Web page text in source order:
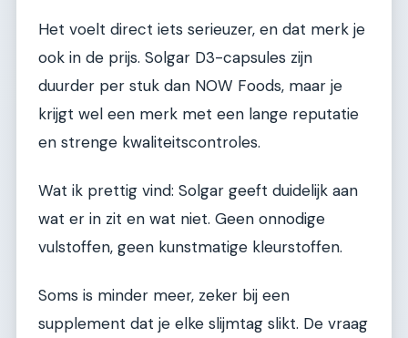
Het voelt direct iets serieuzer, en dat merk je
ook in de prijs. Solgar D3-capsules zijn
duurder per stuk dan NOW Foods, maar je
krijgt wel een merk met een lange reputatie
en strenge kwaliteitscontroles.
Wat ik prettig vind: Solgar geeft duidelijk aan
wat er in zit en wat niet. Geen onnodige
vulstoffen, geen kunstmatige kleurstoffen.
Soms is minder meer, zeker bij een
supplement dat je elke slijmtag slikt. De vraag